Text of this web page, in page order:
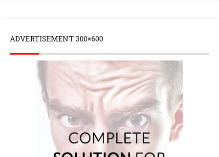
ADVERTISEMENT 300×600